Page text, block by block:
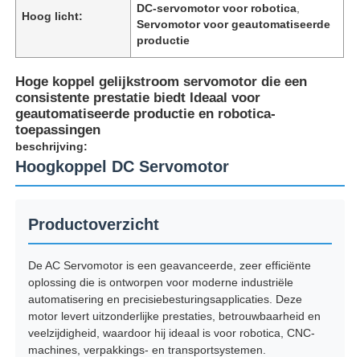
Hoog licht:
DC-servomotor voor robotica
Servomotor voor geautomatiseerde
productie
Hoge koppel gelijkstroom servomotor die een
consistente prestatie biedt Ideaal voor
geautomatiseerde productie en robotica-
toepassingen
beschrijving:
Hoogkoppel DC Servomotor
Productoverzicht
De AC Servomotor is een geavanceerde, zeer efficiënte
oplossing die is ontworpen voor moderne industriële
automatisering en precisiebesturingsapplicaties. Deze
motor levert uitzonderlijke prestaties, betrouwbaarheid en
veelzijdigheid, waardoor hij ideaal is voor robotica, CNC-
machines, verpakkings- en transportsystemen.